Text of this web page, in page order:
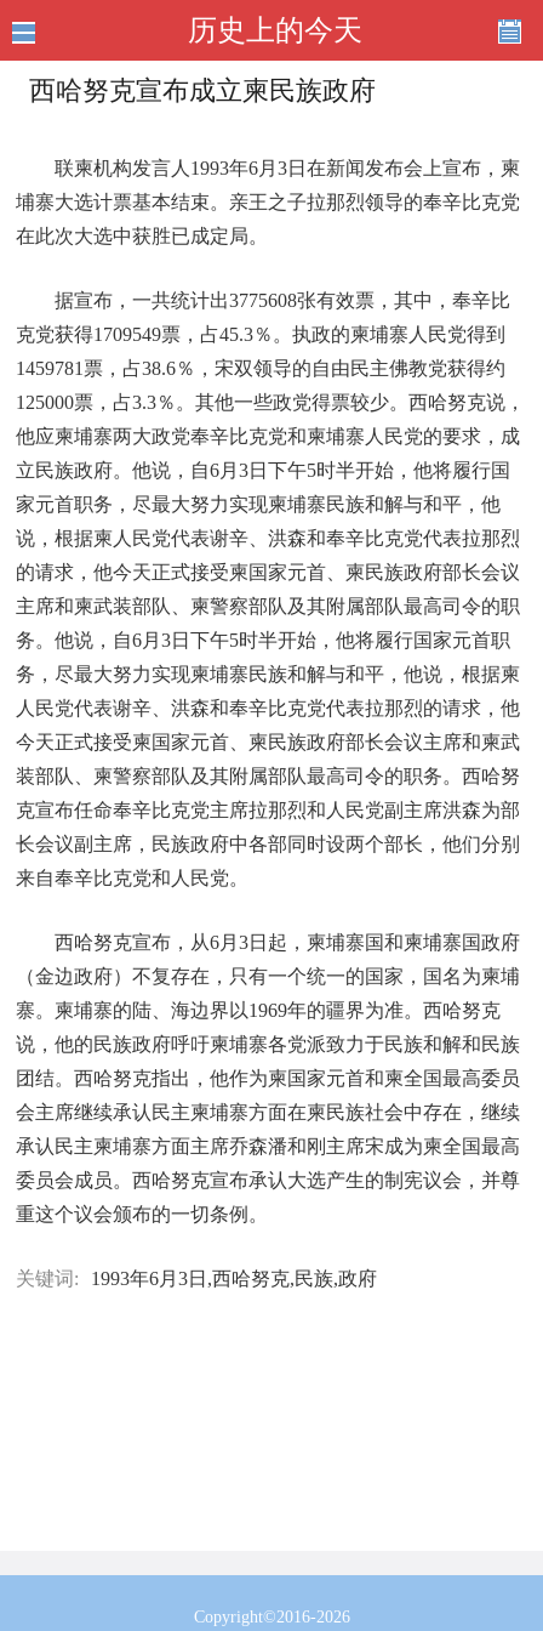
历史上的今天
西哈努克宣布成立柬民族政府
联柬机构发言人1993年6月3日在新闻发布会上宣布，柬
埔寨大选计票基本结束。亲王之子拉那烈领导的奉辛比克党
在此次大选中获胜已成定局。
据宣布，一共统计出3775608张有效票，其中，奉辛比
克党获得1709549票，占45.3％。执政的柬埔寨人民党得到
1459781票，占38.6％，宋双领导的自由民主佛教党获得约
125000票，占3.3％。其他一些政党得票较少。西哈努克说，
他应柬埔寨两大政党奉辛比克党和柬埔寨人民党的要求，成
立民族政府。他说，自6月3日下午5时半开始，他将履行国
家元首职务，尽最大努力实现柬埔寨民族和解与和平，他
说，根据柬人民党代表谢辛、洪森和奉辛比克党代表拉那烈
的请求，他今天正式接受柬国家元首、柬民族政府部长会议
主席和柬武装部队、柬警察部队及其附属部队最高司令的职
务。他说，自6月3日下午5时半开始，他将履行国家元首职
务，尽最大努力实现柬埔寨民族和解与和平，他说，根据柬
人民党代表谢辛、洪森和奉辛比克党代表拉那烈的请求，他
今天正式接受柬国家元首、柬民族政府部长会议主席和柬武
装部队、柬警察部队及其附属部队最高司令的职务。西哈努
克宣布任命奉辛比克党主席拉那烈和人民党副主席洪森为部
长会议副主席，民族政府中各部同时设两个部长，他们分别
来自奉辛比克党和人民党。
西哈努克宣布，从6月3日起，柬埔寨国和柬埔寨国政府
（金边政府）不复存在，只有一个统一的国家，国名为柬埔
寨。柬埔寨的陆、海边界以1969年的疆界为准。西哈努克
说，他的民族政府呼吁柬埔寨各党派致力于民族和解和民族
团结。西哈努克指出，他作为柬国家元首和柬全国最高委员
会主席继续承认民主柬埔寨方面在柬民族社会中存在，继续
承认民主柬埔寨方面主席乔森潘和刚主席宋成为柬全国最高
委员会成员。西哈努克宣布承认大选产生的制宪议会，并尊
重这个议会颁布的一切条例。
关键词: 1993年6月3日,西哈努克,民族,政府
Copyright©2016-2026